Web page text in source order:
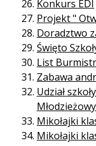
Konkurs EDI
Projekt "
Doradztwo
Święto
List
Zabawa
Udział
Mikołajki
Mikołajki